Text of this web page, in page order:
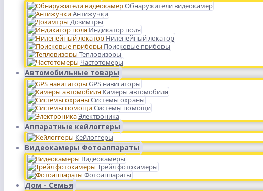
Обнаружители видеокамер
Антижучки
Дозимтры
Индикатор поля
Ниленейный локатор
Поисковые приборы
Тепловизоры
Частотомеры
Автомобильные товары
GPS навигаторы
Камеры автомобиля
Системы охраны
Системы помощи
Электроника
Аппаратные кейлоггеры
Кейлоггеры
Видеокамеры Фотоаппараты
Видеокамеры
Трейл фотокамеры
Фотоаппараты
Дом - Семья